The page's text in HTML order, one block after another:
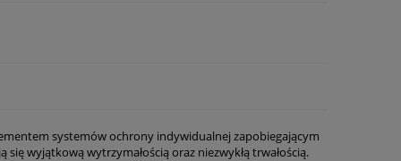
systemów ochrony indywidualnej zapobiegającym
wyjątkową wytrzymałością oraz niezwykłą trwałością.